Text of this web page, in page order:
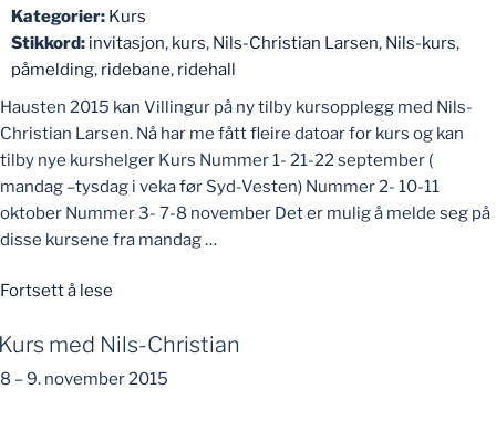
Kategorier: Kurs
Stikkord: invitasjon, kurs, Nils-Christian Larsen, Nils-kurs,
påmelding, ridebane, ridehall
Hausten 2015 kan Villingur på ny tilby kursopplegg med Nils-
Christian Larsen. Nå har me fått fleire datoar for kurs og kan
tilby nye kurshelger Kurs Nummer 1- 21-22 september (
mandag –tysdag i veka før Syd-Vesten) Nummer 2- 10-11
oktober Nummer 3- 7-8 november Det er mulig å melde seg på
disse kursene fra mandag …
Fortsett å lese
Nils-
Christian»
med Nils-Christian
8 –9. november 2015